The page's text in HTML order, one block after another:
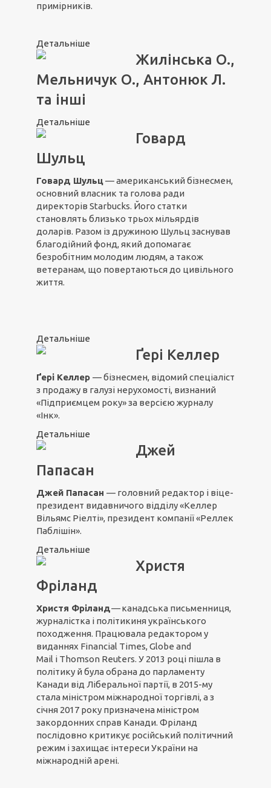
примірників.
Детальніше
Жилінська О.,
Мельничук О., Антонюк Л.
та інші
Детальніше
Говард
Шульц
Говард Шульц— американський бізнесмен,
основний власник та голова ради
директорів Starbucks. Його статки
становлять близько трьох мільярдів
доларів. Разом із дружиною Шульц заснував
благодійний фонд, який допомагає
безробітним молодим людям, а також
ветеранам, що повертаються до цивільного
життя.
Детальніше
Ґері Келлер
Ґері Келлер — бізнесмен, відомий спеціаліст
з продажу в галузі нерухомості, визнаний
«Підприємцем року» за версією журналу
«Інк».
Детальніше
Джей
Папасан
Джей Папасан — головний редактор і віце-
президент видавничого відділу «Келлер
Вільямс Ріелті», президент компанії «Реллек
Паблішін».
Детальніше
Христя
Фріланд
Христя Фріланд—канадська письменниця,
журналістка і політикиня українського
походження. Працювала редактором у
виданнях Financial Times, Globe and
Mail і Thomson Reuters. У 2013 році пішла в
політику й була обрана до парламенту
Канади від Ліберальної партії, в 2015-му
стала міністром міжнародної торгівлі, а з
січня 2017 року призначена міністром
закордонних справ Канади. Фріланд
послідовно критикує російський політичний
режим і захищає інтереси України на
міжнародній арені.